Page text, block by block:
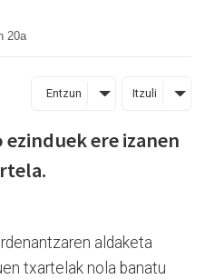
20a
Entzun Itzuli
ere izanen
aldaketa
txartelak nola banatu